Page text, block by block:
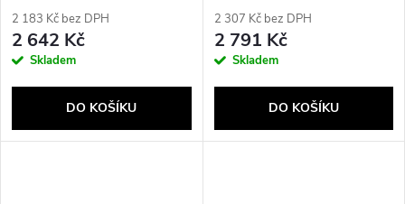
2 183 Kč bez DPH
2 642 Kč
Skladem
DO KOŠÍKU
2 307 Kč bez DPH
2 791 Kč
Skladem
DO KOŠÍKU